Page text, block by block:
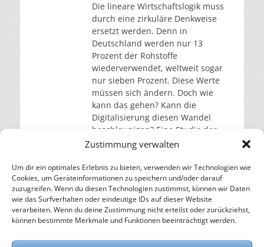
Zustimmung verwalten
Um dir ein optimales Erlebnis zu bieten, verwenden wir Technologien wie
Cookies, um Geräteinformationen zu speichern und/oder darauf
zuzugreifen. Wenn du diesen Technologien zustimmst, können wir Daten
wie das Surfverhalten oder eindeutige IDs auf dieser Website
verarbeiten. Wenn du deine Zustimmung nicht erteilst oder zurückziehst,
können bestimmte Merkmale und Funktionen beeinträchtigt werden.
Die lineare Wirtschaftslogik muss
durch eine zirkuläre Denkweise
ersetzt werden. Denn in
Deutschland werden nur 13
Prozent der Rohstoffe
wiederverwendet, weltweit sogar
nur sieben Prozent. Diese Werte
müssen sich ändern. Doch wie
kann das gehen? Kann die
Digitalisierung diesen Wandel
beschleunigen? Eine Studie der
Deutschen Akademie der
digitale Technologien dabei helfen
können.weiterlesen…
– Energie für die Zukunft –